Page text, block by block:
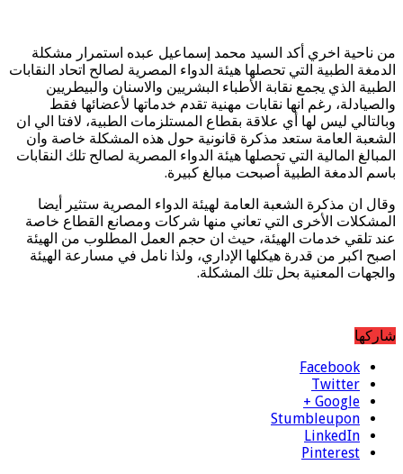
من ناحية اخري أكد السيد محمد إسماعيل عبده استمرار مشكلة
الدمغة الطبية التي تحصلها هيئة الدواء المصرية لصالح اتحاد النقابات
الطبية الذي يجمع نقابة الأطباء البشريين والاسنان والبيطريين
والصيادلة، رغم انها نقابات مهنية تقدم خدماتها لأعضائها فقط
وبالتالي ليس لها أي علاقة بقطاع المستلزمات الطبية، لافتا الي ان
الشعبة العامة ستعد مذكرة قانونية حول هذه المشكلة خاصة وان
المبالغ المالية التي تحصلها هيئة الدواء المصرية لصالح تلك النقابات
باسم الدمغة الطبية أصبحت مبالغ كبيرة.
وقال ان مذكرة الشعبة العامة لهيئة الدواء المصرية ستثير أيضا
المشكلات الأخرى التي تعاني منها شركات ومصانع القطاع خاصة
عند تلقي خدمات الهيئة، حيث ان حجم العمل المطلوب من الهيئة
اصبح اكبر من قدرة هيكلها الإداري، ولذا نامل في مسارعة الهيئة
والجهات المعنية بحل تلك المشكلة.
شاركها
Facebook
Twitter
Google +
Stumbleupon
LinkedIn
Pinterest